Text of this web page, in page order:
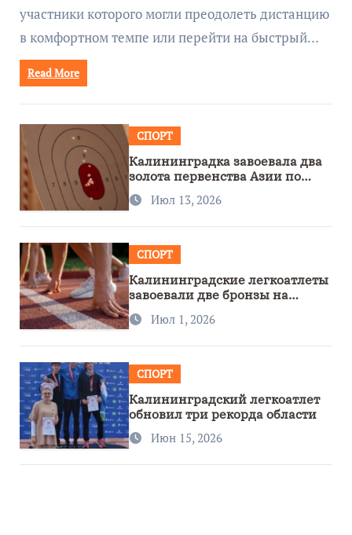
участники которого могли преодолеть дистанцию
в комфортном темпе или перейти на быстрый…
Read More
СПОРТ
Калининградка завоевала два
золота первенства Азии по
метанию ножа
Июл 13, 2026
СПОРТ
Калининградские легкоатлеты
завоевали две бронзы на
первенстве России
Июл 1, 2026
СПОРТ
Калининградский легкоатлет
обновил три рекорда области
Июн 15, 2026